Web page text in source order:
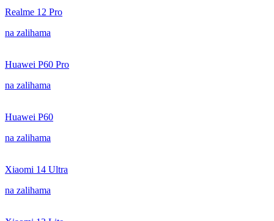
Realme 12 Pro
na zalihama
Huawei P60 Pro
na zalihama
Huawei P60
na zalihama
Xiaomi 14 Ultra
na zalihama